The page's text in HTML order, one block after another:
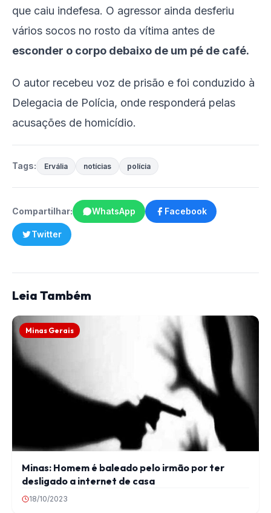
que caiu indefesa. O agressor ainda desferiu
vários socos no rosto da vítima antes de
esconder o corpo debaixo de um pé de café.
O autor recebeu voz de prisão e foi conduzido à
Delegacia de Polícia, onde responderá pelas
acusações de homicídio.
Tags: Ervália notícias polícia
Compartilhar: WhatsApp Facebook
Twitter
Leia Também
Minas Gerais
Minas: Homem é baleado pelo irmão por ter
desligado a internet de casa
18/10/2023